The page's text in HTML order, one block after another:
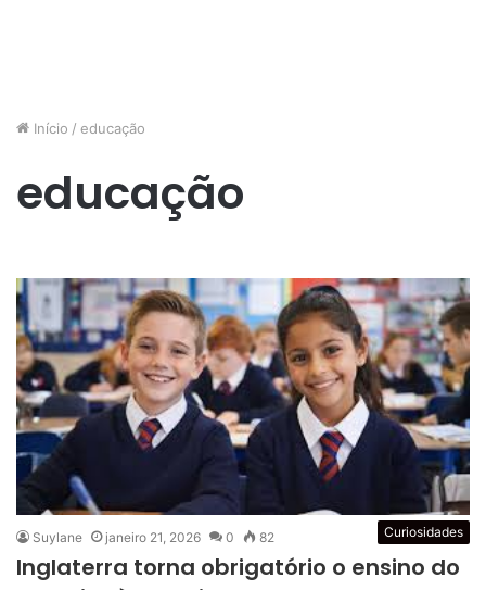
Início / educação
educação
Curiosidades
Suylane janeiro 21, 2026 0 82
Inglaterra torna obrigatório o ensino do